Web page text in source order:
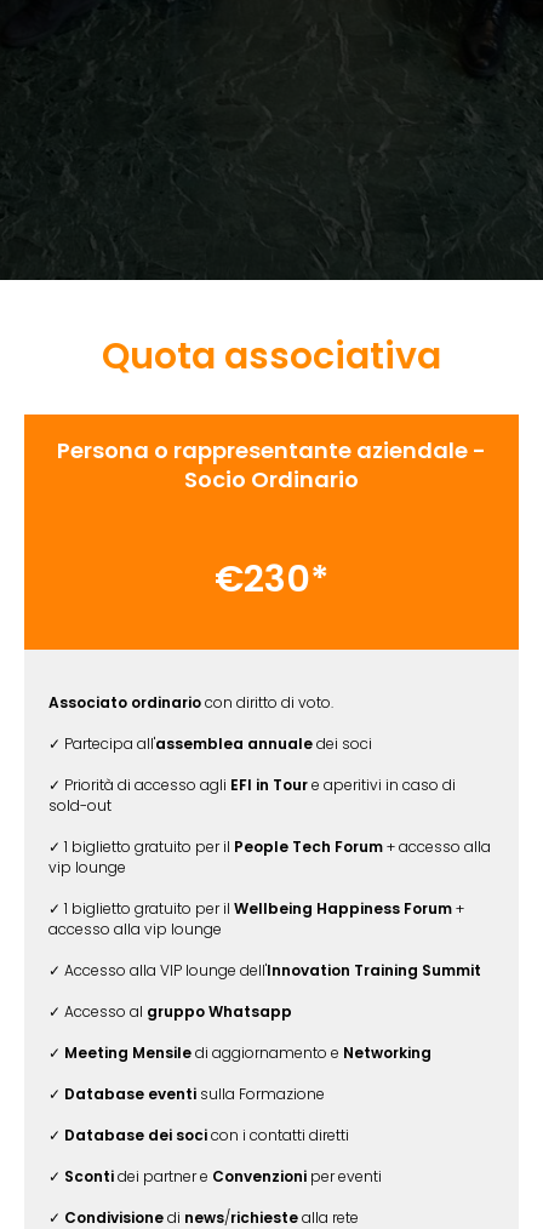
Quota associativa
Persona o rappresentante aziendale -
Socio Ordinario
€230*
Associato ordinariocon diritto di voto.
✓ Partecipa all'assemblea annualedei soci
✓ Priorità di accesso agli EFI in Toure aperitivi in caso di
sold-out
✓ 1 biglietto gratuito per il People Tech Forum+ accesso alla
vip lounge
✓ 1 biglietto gratuito per il Wellbeing Happiness Forum+
accesso alla vip lounge
✓ Accesso alla VIP lounge dell'Innovation Training Summit
✓ Accesso al gruppo Whatsapp
✓ Meeting Mensiledi aggiornamento e Networking
✓ Database eventi sulla Formazione
✓ Database dei socicon i contatti diretti
✓ Scontidei partner e Convenzioni per eventi
✓ Condivisionedi news/richiestealla rete